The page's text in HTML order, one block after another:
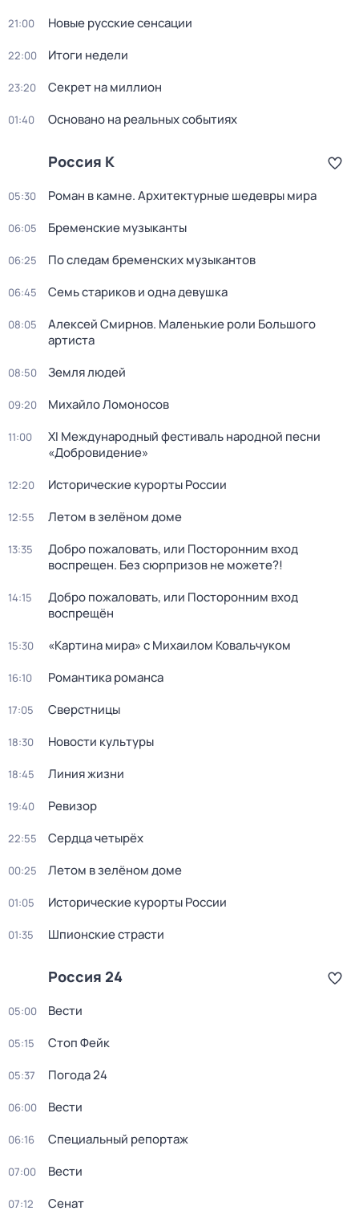
21:00 Новые русские сенсации
22:00 Итоги недели
23:20 Секрет на миллион
01:40 Основано на реальных событиях
Россия К
05:30 Роман в камне. Архитектурные шедевры мира
06:05 Бременские музыканты
06:25 По следам бременских музыкантов
06:45 Семь стариков и одна девушка
08:05
Алексей Смирнов. Маленькие роли Большого
артиста
08:50 Земля людей
09:20 Михайло Ломоносов
11:00
XI Международный фестиваль народной песни
«Добровидение»
12:20 Исторические курорты России
12:55 Летом в зелёном доме
13:35
Добро пожаловать, или Посторонним вход
воспрещен. Без сюрпризов не можете?!
14:15
Добро пожаловать, или Посторонним вход
воспрещён
15:30 «Картина мира» с Михаилом Ковальчуком
16:10 Романтика романса
17:05 Сверстницы
18:30 Новости культуры
18:45 Линия жизни
19:40 Ревизор
22:55 Сердца четырёх
00:25 Летом в зелёном доме
01:05 Исторические курорты России
01:35 Шпионские страсти
Россия 24
05:00 Вести
05:15 Стоп Фейк
05:37 Погода 24
06:00 Вести
06:16 Специальный репортаж
07:00 Вести
07:12 Сенат